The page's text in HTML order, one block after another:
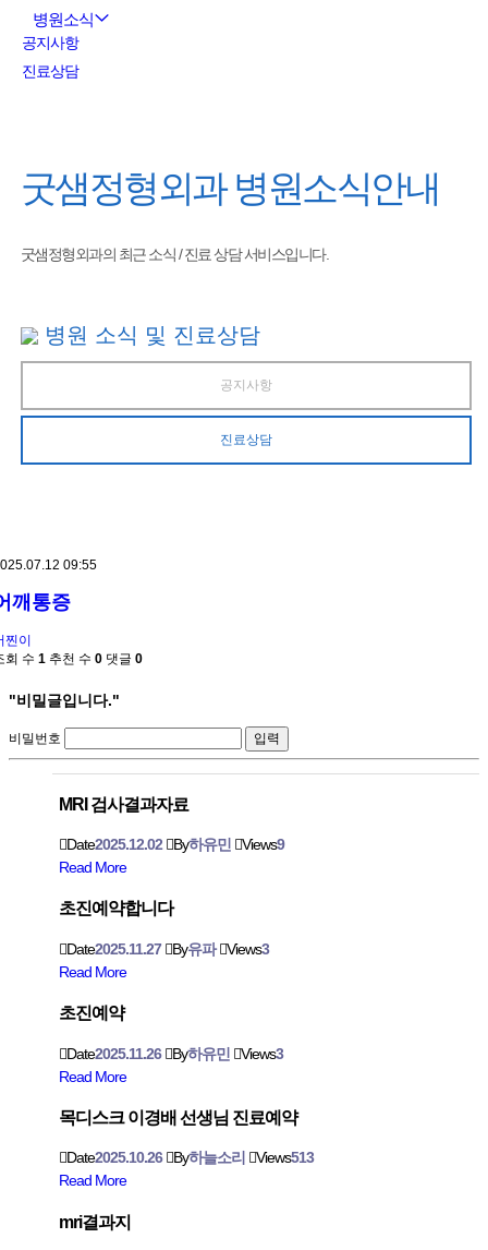
병원소식
공지사항
진료상담
굿샘정형외과병원소식안내
굿샘정형외과의 최근 소식 / 진료 상담 서비스입니다.
병원 소식 및 진료상담
공지사항
진료상담
09:55
깨통증
찐이
회 수 1 추천 수 0 댓글 0
"비밀글입니다."
비밀번호
MRI 검사결과자료
Date2025.12.02 By하유민 Views9
Read More
초진예약합니다
Date2025.11.27 By유파 Views3
Read More
초진예약
Date2025.11.26 By하유민 Views3
Read More
목디스크 이경배 선생님 진료예약
Date2025.10.26 By하늘소리 Views513
Read More
mri결과지